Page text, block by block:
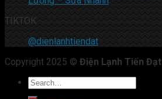
TIKTOK
@dienlanhtiendat
Copyright 2025 © Điện Lạnh Tiến Đạt